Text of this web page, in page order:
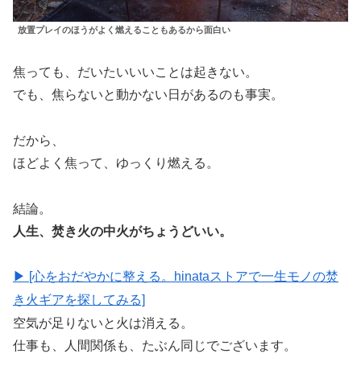
放置プレイのほうがよく燃えることもあるから面白い
焦っても、だいたいいいことは起きない。
でも、焦らないと動かない日があるのも事実。
だから、
ほどよく焦って、ゆっくり燃える。
結論。
人生、焚き火の中火がちょうどいい。
▶︎ [心をおだやかに整える。hinataストアで一生モノの焚
き火ギアを探してみる]
空気が足りないと火は消える。
仕事も、人間関係も、たぶん同じでございます。